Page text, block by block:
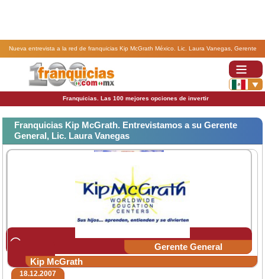
Nueva entrevista a la red de franquicias Kip McGrath México. Lic. Laura Vanegas, Gerente
General de la franquicia Kip McGrath
Franquicias. Las 100 mejores opciones de invertir
Franquicias Kip McGrath. Entrevistamos a su Gerente
General, Lic. Laura Vanegas
Gerente General
Kip McGrath
18.12.2007